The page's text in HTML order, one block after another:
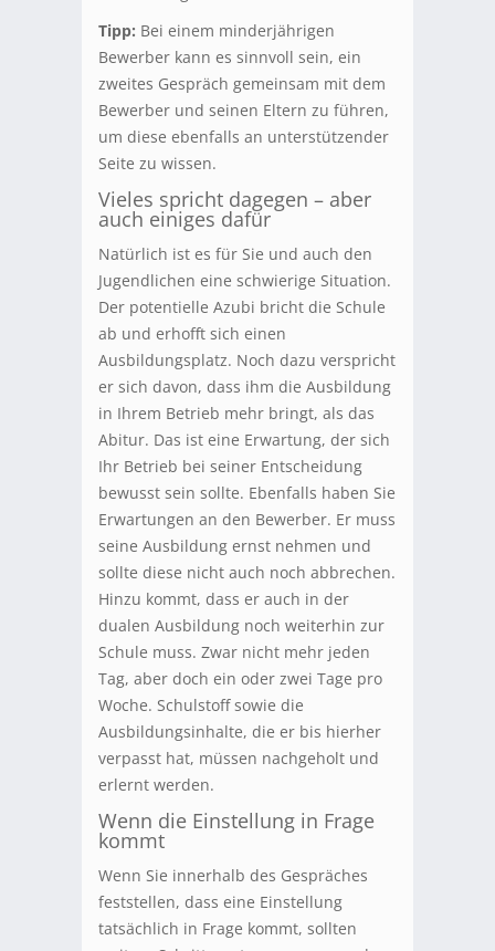
Tipp: Bei einem minderjährigen
Bewerber kann es sinnvoll sein, ein
zweites Gespräch gemeinsam mit dem
Bewerber und seinen Eltern zu führen,
um diese ebenfalls an unterstützender
Seite zu wissen.
Vieles spricht dagegen – aber
auch einiges dafür
Natürlich ist es für Sie und auch den
Jugendlichen eine schwierige Situation.
Der potentielle Azubi bricht die Schule
ab und erhofft sich einen
Ausbildungsplatz. Noch dazu verspricht
er sich davon, dass ihm die Ausbildung
in Ihrem Betrieb mehr bringt, als das
Abitur. Das ist eine Erwartung, der sich
Ihr Betrieb bei seiner Entscheidung
bewusst sein sollte. Ebenfalls haben Sie
Erwartungen an den Bewerber. Er muss
seine Ausbildung ernst nehmen und
sollte diese nicht auch noch abbrechen.
Hinzu kommt, dass er auch in der
dualen Ausbildung noch weiterhin zur
Schule muss. Zwar nicht mehr jeden
Tag, aber doch ein oder zwei Tage pro
Woche. Schulstoff sowie die
Ausbildungsinhalte, die er bis hierher
verpasst hat, müssen nachgeholt und
erlernt werden.
Wenn die Einstellung in Frage
kommt
Wenn Sie innerhalb des Gespräches
feststellen, dass eine Einstellung
tatsächlich in Frage kommt, sollten